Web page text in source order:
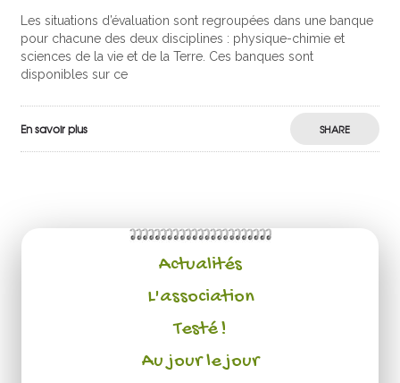
Les situations d’évaluation sont regroupées dans une banque
pour chacune des deux disciplines : physique-chimie et
sciences de la vie et de la Terre. Ces banques sont
disponibles sur ce
En savoir plus SHARE
Actualités
L'association
Testé !
Au jour le jour